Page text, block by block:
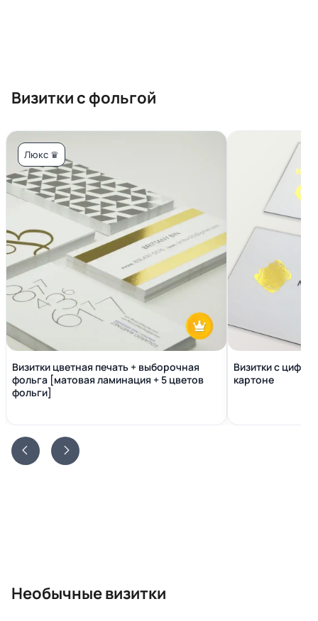
Визитки с фольгой
Люкс ♛
Визитки цветная печать + выборочная
фольга [матовая ламинация + 5 цветов
фольги]
Визитки с
картоне
Необычные визитки